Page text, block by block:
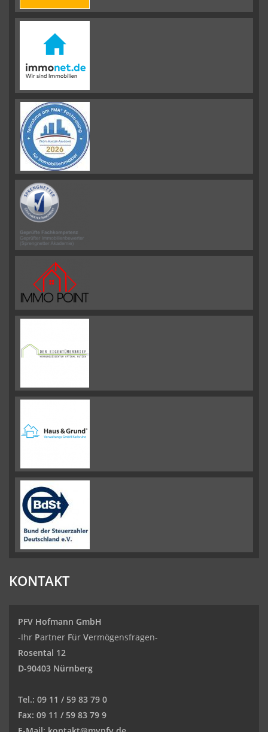
KONTAKT
PFV Hofmann GmbH
-Ihr Partner Für Vermögensfragen-
Rosental 12
D-90403 Nürnberg
Tel.: 09 11 / 59 83 79 0
Fax: 09 11 / 59 83 79 9